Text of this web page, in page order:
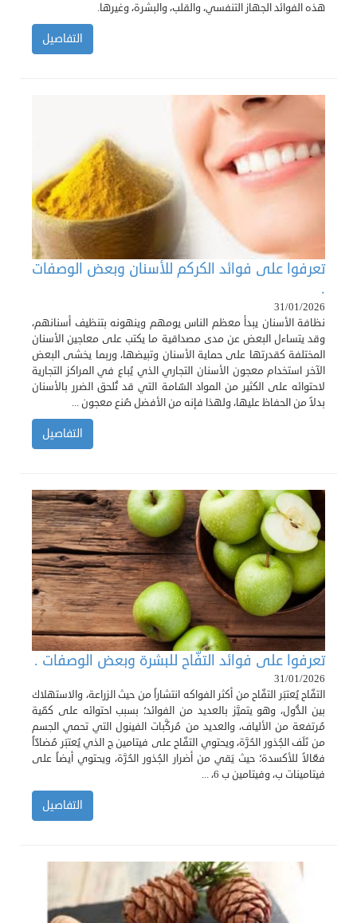
هذه الفوائد الجهاز التنفسي، والقلب، والبشرة، وغيرها.
التفاصيل
تعرفوا على فوائد الكركم للأسنان وبعض الوصفات
.
31/01/2026
نظافة الأسنان يبدأ معظم الناس يومهم وينهونه بتنظيف أسنانهم،
وقد يتساءل البعض عن مدى مصداقية ما يكتب على معاجين الأسنان
المختلفة كقدرتها على حماية الأسنان وتبيضها، وربما يخشى البعض
الآخر استخدام معجون الأسنان التجاري الذي يُباع في المراكز التجارية
لاحتوائه على الكثير من المواد السّامة التي قد تُلحق الضرر بالأسنان
بدلاً من الحفاظ عليها، ولهذا فإنه من الأفضل صُنع معجون ...
التفاصيل
تعرفوا على فوائد التفّاح للبشرة وبعض الوصفات .
31/01/2026
التفّاح يُعتبَر التفّاح من أكثر الفواكه انتشاراً من حيث الزراعة، والاستهلاك
بين الدُّول، وهو يتميَّز بالعديد من الفوائد؛ بسبب احتوائه على كمّية
مُرتفعة من الألياف، والعديد من مُركَّبات الفينول التي تحمي الجسم
من تَلَف الجُذور الحُرَّة، ويحتوي التفّاح على فيتامين ج الذي يُعتبَر مُضادّاً
فعّالاً للأكسدة؛ حيث يَقي من أضرار الجُذور الحُرَّة، ويحتوي أيضاً على
فيتامينات ب، وفيتامين ب 6، ...
التفاصيل